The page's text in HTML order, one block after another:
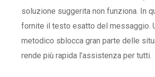
soluzione suggerita non funziona. In
fornite il testo esatto del messaggio.
metodico sblocca gran parte delle
rende più rapida l’assistenza per tutti.